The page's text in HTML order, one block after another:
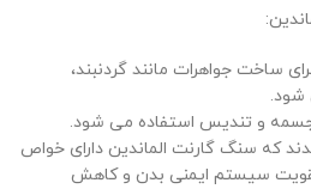
ساخت جواهرات مانند گردنبند،
شود.
و تندیس استفاده می شود.
که سنگ گارنت الماندین دارای خواص
تقویت سیستم ایمنی بدن و کاهش